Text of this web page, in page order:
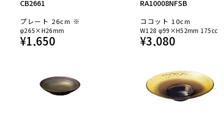
CB2661
プレート 26cm ※
φ265×H26mm
¥1,650
RA10008NFSB
ココット 10cm
W128 φ99×H52mm 175cc
¥3,080